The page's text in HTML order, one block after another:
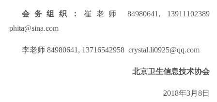
会务组织 ：崔老师 84980641, 13911102389
phita@sina.com
李老师 84980641, 13716542958 crystal.li0925@qq.com
北京卫生信息技术协会
2018年3月8日